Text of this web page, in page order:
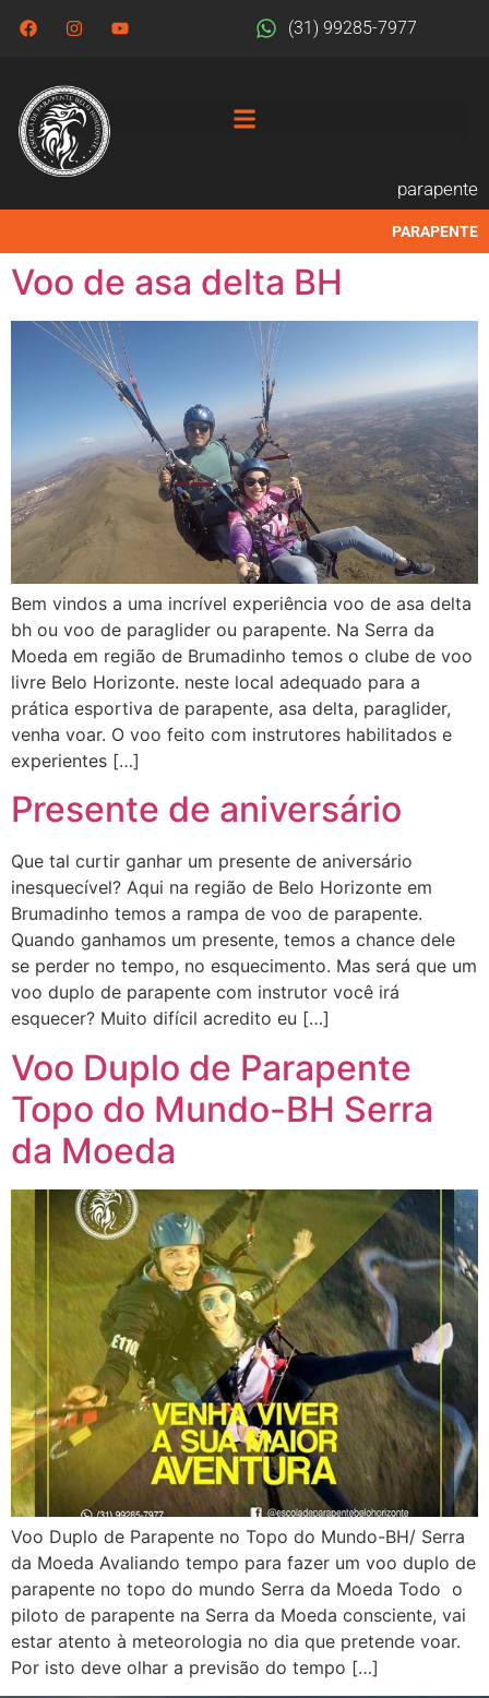
(31) 99285-7977
parapente
PARAPENTE
Voo de asa delta BH
Bem vindos a uma incrível experiência voo de asa delta
bh ou voo de paraglider ou parapente. Na Serra da
Moeda em região de Brumadinho temos o clube de voo
livre Belo Horizonte. neste local adequado para a
prática esportiva de parapente, asa delta, paraglider,
venha voar. O voo feito com instrutores habilitados e
experientes […]
Presente de aniversário
Que tal curtir ganhar um presente de aniversário
inesquecível? Aqui na região de Belo Horizonte em
Brumadinho temos a rampa de voo de parapente.
Quando ganhamos um presente, temos a chance dele
se perder no tempo, no esquecimento. Mas será que um
voo duplo de parapente com instrutor você irá
esquecer? Muito difícil acredito eu […]
Voo Duplo de Parapente
Topo do Mundo-BH Serra
da Moeda
Voo Duplo de Parapente no Topo do Mundo-BH/ Serra
da Moeda Avaliando tempo para fazer um voo duplo de
parapente no topo do mundo Serra da Moeda Todo o
piloto de parapente na Serra da Moeda consciente, vai
estar atento à meteorologia no dia que pretende voar.
Por isto deve olhar a previsão do tempo […]